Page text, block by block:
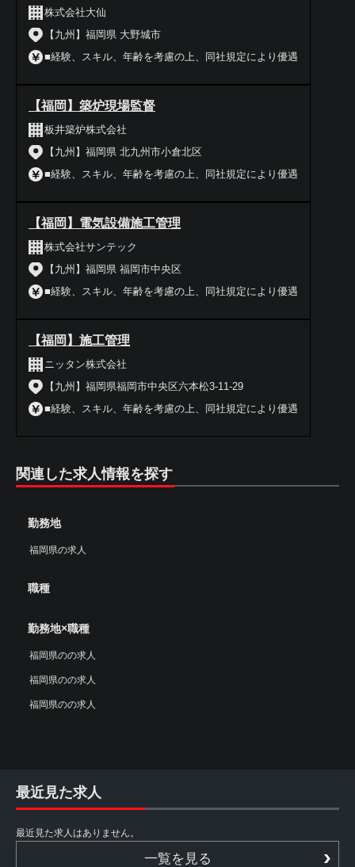
株式会社大仙
【九州】福岡県 大野城市
■経験、スキル、年齢を考慮の上、同社規定により優遇
【福岡】築炉現場監督
板井築炉株式会社
【九州】福岡県 北九州市小倉北区
■経験、スキル、年齢を考慮の上、同社規定により優遇
【福岡】電気設備施工管理
株式会社サンテック
【九州】福岡県 福岡市中央区
■経験、スキル、年齢を考慮の上、同社規定により優遇
【福岡】施工管理
ニッタン株式会社
【九州】福岡県福岡市中央区六本松3-11-29
■経験、スキル、年齢を考慮の上、同社規定により優遇
関連した求人情報を探す
勤務地
福岡県の求人
職種
勤務地×職種
福岡県のの求人
福岡県のの求人
福岡県のの求人
最近見た求人
最近見た求人はありません。
一覧を見る